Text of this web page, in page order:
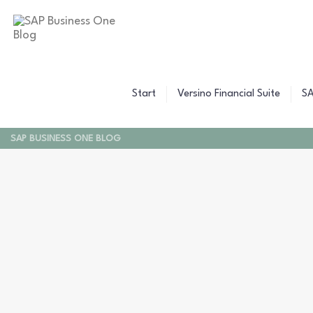
Start Versino Financial Suite
SAP BUSINESS ONE BLOG